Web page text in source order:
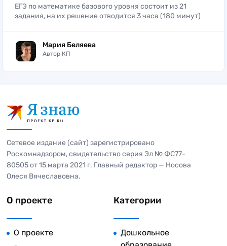
ЕГЭ по математике базового уровня состоит из 21
задания, на их решение отводится 3 часа (180 минут)
Мария Беляева
Автор КП
Сетевое издание (сайт) зарегистрировано
Роскомнадзором, свидетельство серия Эл № ФС77-
80505 от 15 марта 2021 г. Главный редактор — Носова
Олеся Вячеславовна.
О проекте
О проекте
Категории
Дошкольное